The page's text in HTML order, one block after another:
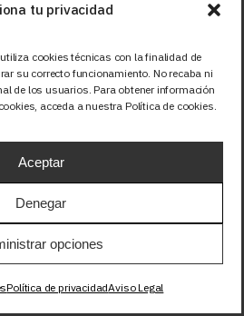
tu privacidad
cookies técnicas con la finalidad de
su correcto funcionamiento. No recaba ni
de los usuarios. Para obtener información
acceda a nuestra Política de cookies.
Aceptar
Denegar
opciones
Política de privacidadAviso Legal
BASIC 14,4W/m
SMD5050 IP67
FRIO 6000K